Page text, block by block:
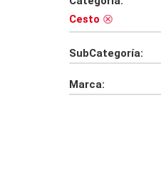
Cesto
SubCategoría:
Marca: